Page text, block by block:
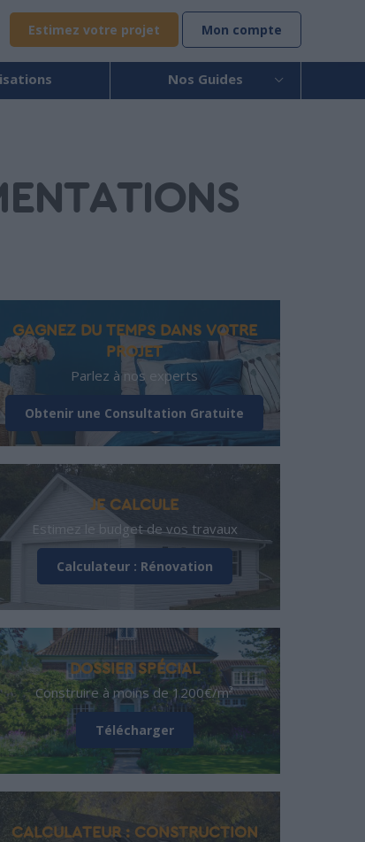
Estimez votre projet Mon compte
Nos Guides
GAGNEZ DU TEMPS DANS VOTRE
PROJET
Parlez à nos experts
Obtenir une Consultation Gratuite
JE CALCULE
Estimez le budget de vos travaux
Calculateur : Rénovation
DOSSIER SPÉCIAL
Construire à moins de 1200€/m²
Télécharger
CALCULATEUR : CONSTRUCTION